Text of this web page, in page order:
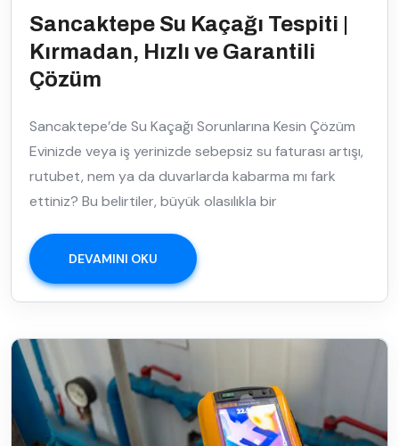
Sancaktepe Su Kaçağı Tespiti |
Kırmadan, Hızlı ve Garantili
Çözüm
Sancaktepe’de Su Kaçağı Sorunlarına Kesin Çözüm
Evinizde veya iş yerinizde sebepsiz su faturası artışı,
rutubet, nem ya da duvarlarda kabarma mı fark
ettiniz? Bu belirtiler, büyük olasılıkla bir
DEVAMINI OKU